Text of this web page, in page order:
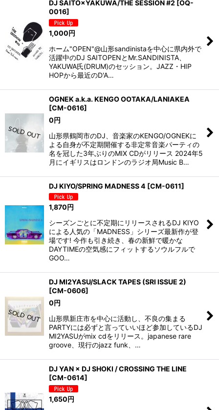
DJ SAITO×YAKUWA/THE SESSION #2 [OQ-
0016]
1,000円
ホーム"OPEN"@山形sandinistaを中心に県内外で
活躍中のDJ SAITOPENとMr.SANDINISTA、
YAKUWA氏(DRUM)のセッション。JAZZ・HIP
HOPから最近のD'A…
OGNEK a.k.a. KENGO OOTAKA/LANIAKEA
[CM-0616]
0円
山形県鶴岡市のDJ、音楽家のKENGO/OGNEKに
よる自身が不定期開催する非定常音楽パーティの
名を冠した3年ぶりのMIX CDがリリース 2024年5
月にイギリスはロンドンのラジオ局Music B…
DJ KIYO/SPRING MADNESS 4 [CM-0611]
1,870円
シーズンごとに不定期にリリースされるDJ KIYO
による人気の「MADNESS」シリーズ最新作が登
場です! 今作も引き続き、春の新鮮で暖かな
DAYTIMEの空気感にフィットするソウルフルで
GOO…
DJ MI2YASU/SLACK TAPES (SRI ISSUE 2)
[CM-0606]
0円
山形県新庄市を中心に活動し、不良の集まる
PARTYには必ずと言っていいほど参加しているDJ
MI2YASUがmix cdをリリース。japanese rare
groove、現行のjazz funk、…
DJ YAN × DJ SHOKI / CROSSING THE LINE
[CM-0614]
1,650円